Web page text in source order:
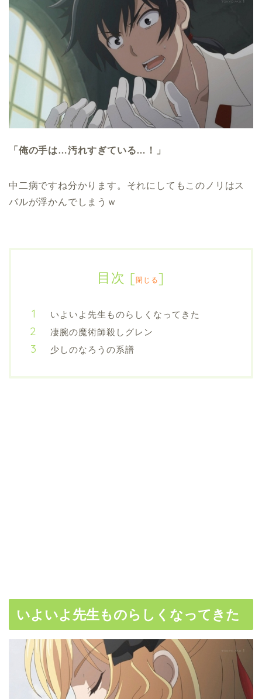
「俺の手は…汚れすぎている…！」
中二病ですね分かります。それにしてもこのノリはス
バルが浮かんでしまうｗ
目次 [閉じる]
いよいよ先生ものらしくなってきた
凄腕の魔術師殺しグレン
少しのなろうの系譜
いよいよ先生ものらしくなってきた